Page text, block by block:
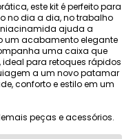
este kit é perfeito para
no dia a dia, no trabalho
niacinamida ajuda a
um acabamento elegante
uma caixa que
para retoques rápidos
a um novo patamar
conforto e estilo em um
peças e acessórios.